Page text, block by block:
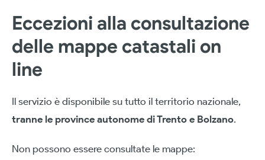
Eccezioni alla consultazione
delle mappe catastali on
line
Il servizio è disponibile su tutto il territorio nazionale,
tranne le province autonome di Trento e Bolzano.
Non possono essere consultate le mappe: